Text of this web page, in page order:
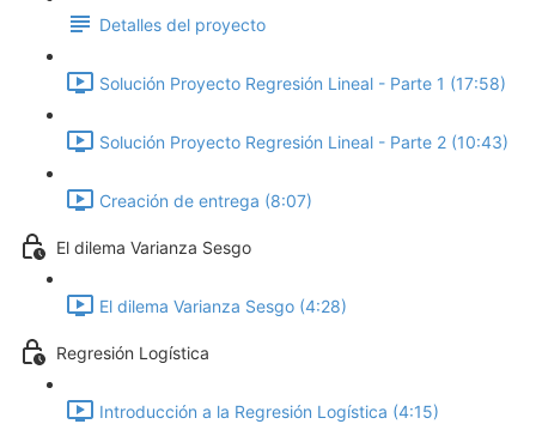
Detalles del proyecto
Solución Proyecto Regresión Lineal - Parte 1 (17:58)
Solución Proyecto Regresión Lineal - Parte 2 (10:43)
Creación de entrega (8:07)
El dilema Varianza Sesgo
El dilema Varianza Sesgo (4:28)
Regresión Logística
Introducción a la Regresión Logística (4:15)